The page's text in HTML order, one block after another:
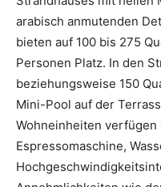
arabisch anmutenden
bieten auf 100 bis 275
Personen Platz. In den
beziehungsweise 150
Mini-Pool auf der
Wohneinheiten
Espressomaschine,